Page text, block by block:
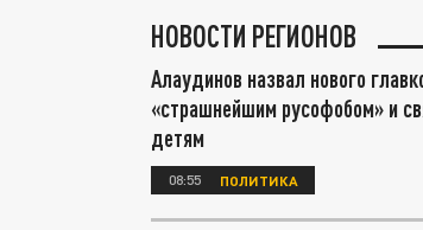
НОВОСТИ РЕГИОНОВ
Алаудинов назвал нового
«страшнейшим русофобом» и
детям
08:55 ПОЛИТИКА